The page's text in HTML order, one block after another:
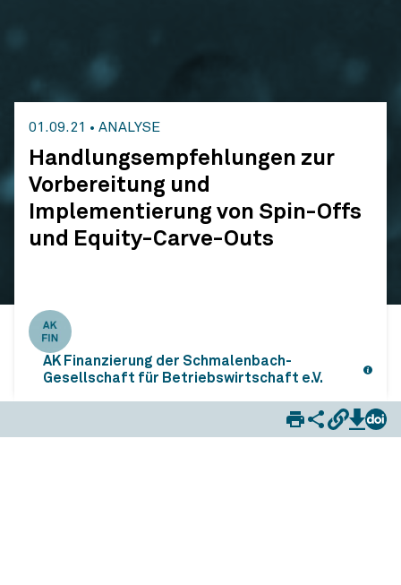
01.09.21 • ANALYSE
Handlungsempfehlungen zur
Vorbereitung und
Implementierung von Spin-Offs
und Equity-Carve-Outs
AK Finanzierung der Schmalenbach-
Gesellschaft für Betriebswirtschaft e.V.
Handlungsempfehlungen zur Vorbereitung und Implementierung von Spin-Offs und Equity-Carve-Outs